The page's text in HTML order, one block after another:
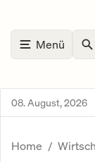
Menü
08. August, 2026
Home